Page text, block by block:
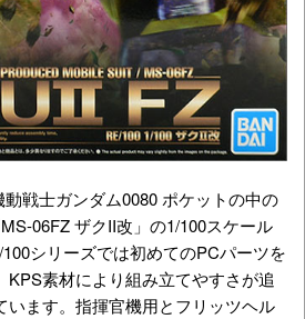
戦士ガンダム0080 ポケットの中の
S-06FZザクII改」の1/100スケール
シリーズでは初めてのPCパーツを
素材により組み立てやすさが追
います。指揮官機用とフリッツヘル